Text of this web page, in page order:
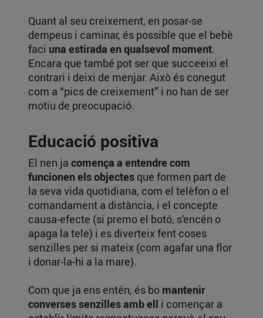
Quant al seu creixement, en posar-se
dempeus i caminar, és possible que el bebè
faci una estirada en qualsevol moment.
Encara que també pot ser que succeeixi el
contrari i deixi de menjar. Això és conegut
com a “pics de creixement” i no han de ser
motiu de preocupació.
Educació positiva
El nen ja comença a entendre com
funcionen els objectes que formen part de
la seva vida quotidiana, com el telèfon o el
comandament a distància, i el concepte
causa-efecte (si premo el botó, s'encén o
apaga la tele) i es diverteix fent coses
senzilles per si mateix (com agafar una flor
i donar-la-hi a la mare).
Com que ja ens entén, és bo mantenir
converses senzilles amb ell i començar a